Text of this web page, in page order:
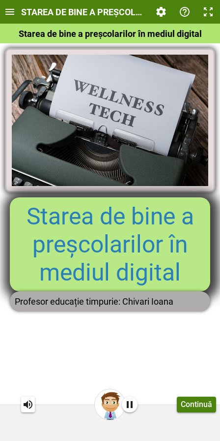
Continuă
STAREA DE BINE A PREȘCOLARILOR ÎN MEDIUL
Starea de bine a preșcolarilor în mediul digital
Starea de bine a
preșcolarilor în
mediul digital
Profesor educație timpurie: Chivari Ioana